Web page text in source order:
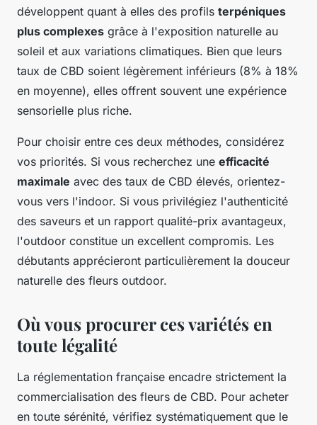
développent quant à elles des profils terpéniques
plus complexes grâce à l'exposition naturelle au
soleil et aux variations climatiques. Bien que leurs
taux de CBD soient légèrement inférieurs (8% à 18%
en moyenne), elles offrent souvent une expérience
sensorielle plus riche.
Pour choisir entre ces deux méthodes, considérez
vos priorités. Si vous recherchez une efficacité
maximale avec des taux de CBD élevés, orientez-
vous vers l'indoor. Si vous privilégiez l'authenticité
des saveurs et un rapport qualité-prix avantageux,
l'outdoor constitue un excellent compromis. Les
débutants apprécieront particulièrement la douceur
naturelle des fleurs outdoor.
Où vous procurer ces variétés en
toute légalité
La réglementation française encadre strictement la
commercialisation des fleurs de CBD. Pour acheter
en toute sérénité, vérifiez systématiquement que le